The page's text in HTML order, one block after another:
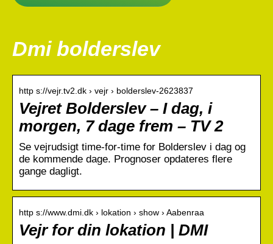
Dmi bolderslev
http s://vejr.tv2.dk › vejr › bolderslev-2623837
Vejret Bolderslev – I dag, i
morgen, 7 dage frem – TV 2
Se vejrudsigt time-for-time for Bolderslev i dag og
de kommende dage. Prognoser opdateres flere
gange dagligt.
http s://www.dmi.dk › lokation › show › Aabenraa
Vejr for din lokation | DMI